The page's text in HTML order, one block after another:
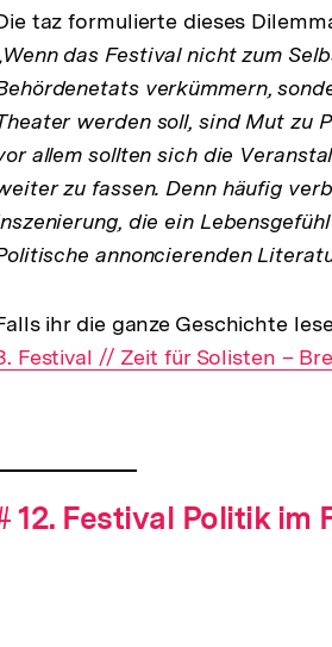
taz formulierte dieses
das Festival nicht zum
verkümmern,
werden soll, sind Mut zu
allem sollten sich die
zu fassen. Denn häufig
die ein
annoncierenden
ihr die ganze Geschichte
Festival // Zeit für Solisten –
Hashtag-
Hashtag
12. Festival Politik im